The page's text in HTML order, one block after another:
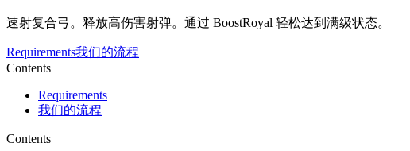
速射复合弓。释放高伤害射弹。通过 BoostRoyal 轻松达到满级状态。
Requirements我们的流程
Contents
Requirements
我们的流程
Contents